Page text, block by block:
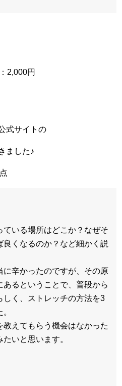
2,000円
式サイトの
ました♪
ている場所はどこか？なぜそ
くなるのか？など細かく説
辛かったのですが、その原
るということで、普段から
しく、ストレッチの方法を3
えてもらう機会はなかった
いと思います。